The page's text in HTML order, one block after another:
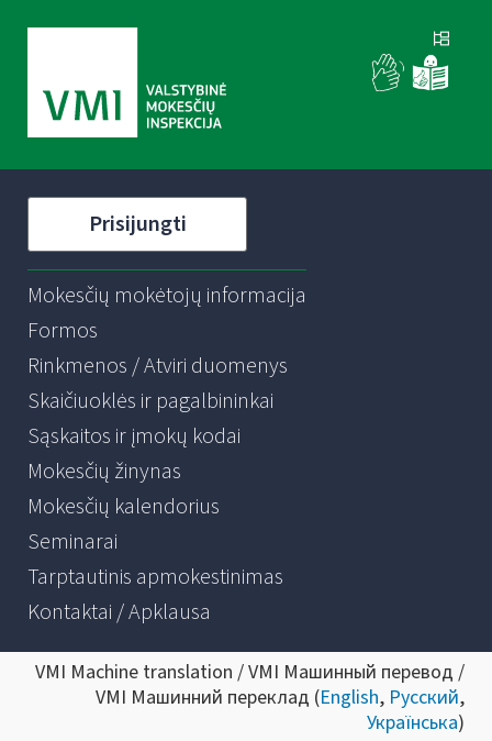
Prisijungti
Mokesčių mokėtojų informacija
Formos
Rinkmenos / Atviri duomenys
Skaičiuoklės ir pagalbininkai
Sąskaitos ir įmokų kodai
Mokesčių žinynas
Mokesčių kalendorius
Seminarai
Tarptautinis apmokestinimas
Kontaktai / Apklausa
VMI Machine translation / VMI Машинный перевод /
VMI Машинний переклад (English, Русский,
Українська)